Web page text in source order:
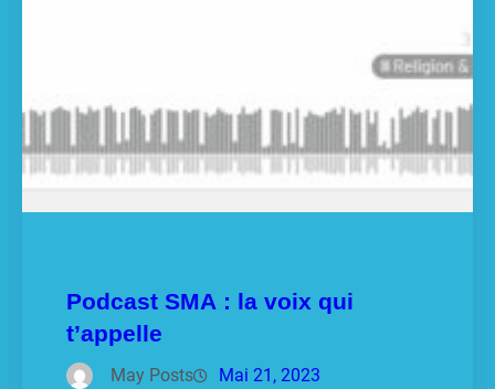
Podcast SMA : la voix qui
t’appelle
May Posts Mai 21, 2023